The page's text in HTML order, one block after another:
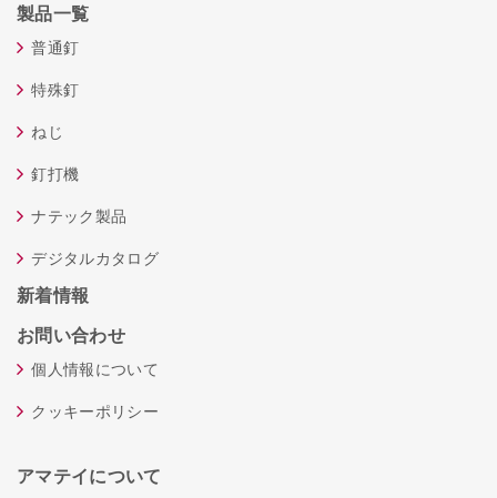
製品一覧
普通釘
特殊釘
ねじ
釘打機
ナテック製品
デジタルカタログ
新着情報
お問い合わせ
個人情報について
クッキーポリシー
アマテイについて